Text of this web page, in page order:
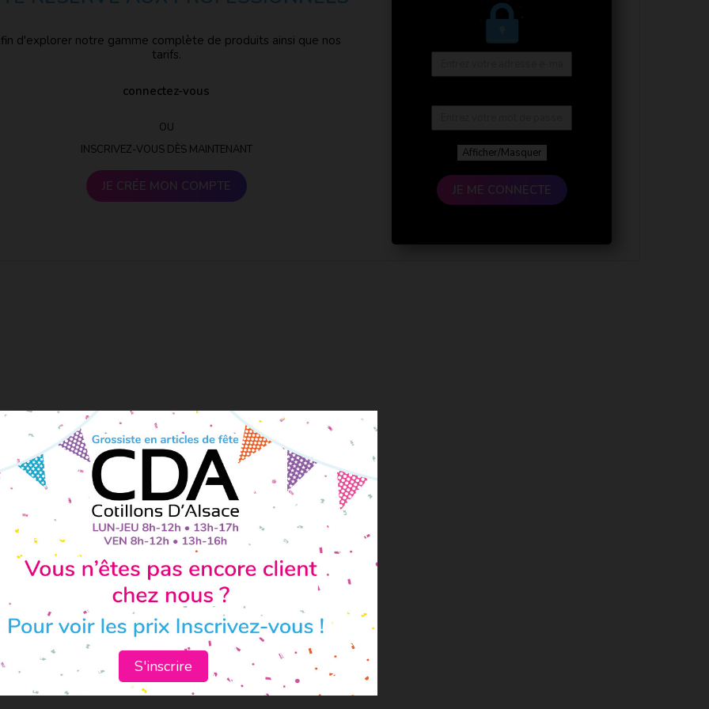
d'explorer notre gamme complète de produits ainsi que nos
tarifs.
connectez-vous
OU
INSCRIVEZ-VOUS DÈS MAINTENANT
JE CRÉE MON COMPTE
Afficher/Masquer
JE ME CONNECTE
S'inscrire